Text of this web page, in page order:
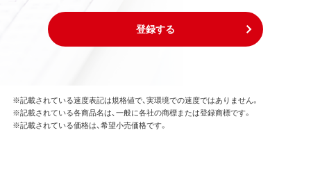
登録する
※記載されている速度表記は規格値で、実環境での速度ではありません。
※記載されている各商品名は、一般に各社の商標または登録商標です。
※記載されている価格は、希望小売価格です。